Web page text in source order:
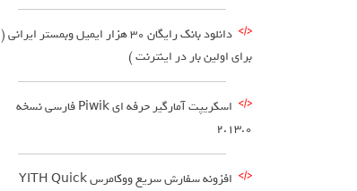
دانلود بانک رایگان 30 هزار ایمیل وبمستر ایرانی (
برای اولین بار در اینترنت )
اسکریپت آمارگیر حرفه ای Piwik فارسی نسخه
2.13.0
افزونه سفارش سریع ووکامرس YITH Quick